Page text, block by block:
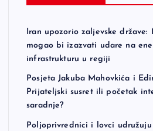
Iran upozorio zaljevske
mogao bi izazvati udare na
infrastrukturu u regiji
Posjeta Jakuba Mahovkića i
Prijateljski susret ili početak
saradnje?
Poljoprivrednici i lovci